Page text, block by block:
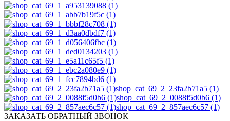
shop_cat_69_2_23fa2b71a5 (1)
shop_cat_69_2_0088f5d0b6 (1)
shop_cat_69_2_857aec6c57 (1)
ЗАКАЗАТЬ ОБРАТНЫЙ ЗВОНОК